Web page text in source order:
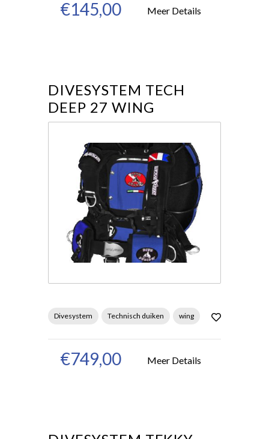
€145,00 Meer Details
DIVESYSTEM TECH
DEEP 27 WING
Divesystem Technisch duiken wing
€749,00 Meer Details